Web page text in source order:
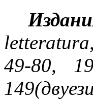
letteratura
49-80,